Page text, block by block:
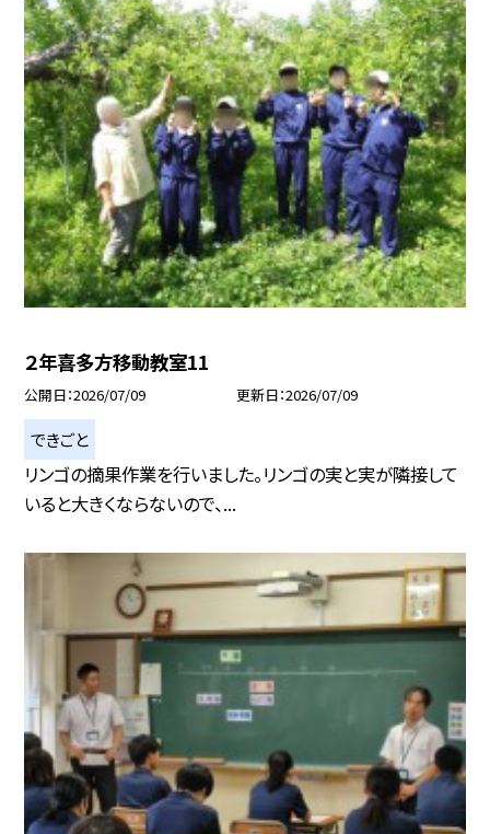
２年喜多方移動教室11
公開日 2026/07/09 更新日 2026/07/09
できごと
リンゴの摘果作業を行いました。リンゴの実と実が隣接して
いると大きくならないので、...